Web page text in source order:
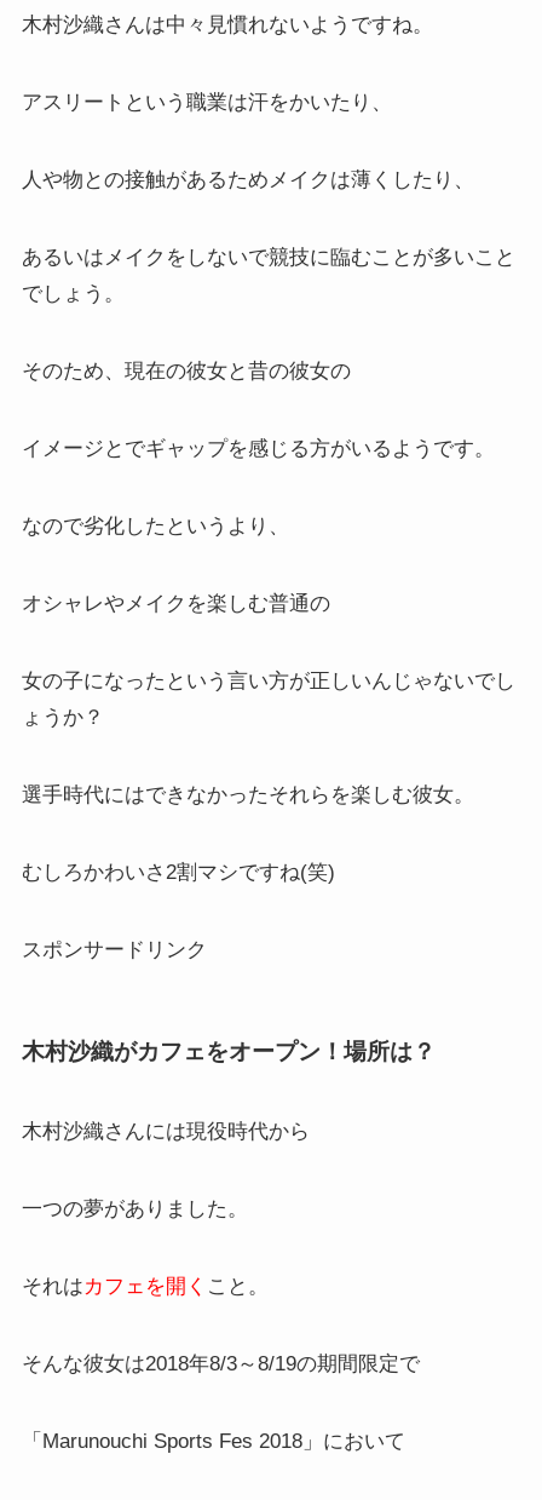
木村沙織さんは中々見慣れないようですね。
アスリートという職業は汗をかいたり、
人や物との接触があるためメイクは薄くしたり、
あるいはメイクをしないで競技に臨むことが多いこと
でしょう。
そのため、現在の彼女と昔の彼女の
イメージとでギャップを感じる方がいるようです。
なので劣化したというより、
オシャレやメイクを楽しむ普通の
女の子になったという言い方が正しいんじゃないでし
ょうか？
選手時代にはできなかったそれらを楽しむ彼女。
むしろかわいさ2割マシですね(笑)
スポンサードリンク
木村沙織がカフェをオープン！場所は？
木村沙織さんには現役時代から
一つの夢がありました。
それはカフェを開く こと。
そんな彼女は2018年8/3～8/19の期間限定で
「Marunouchi Sports Fes 2018」において